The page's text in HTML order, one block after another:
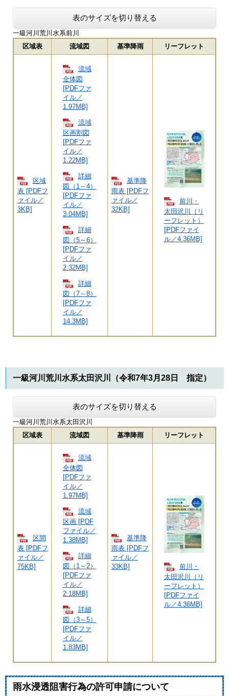
表のサイズを切り替える
一級河川荒川水系前川
区域表
流域図 基準降雨 リーフレット
区域
表 [PDFフ
ァイル／
3KB]
流域
全体図
[PDFファ
イル／
1.97MB]
流域
区画割図
[PDFファ
イル／
1.22MB]
詳細
図（1～4）
[PDFファ
イル／
3.04MB]
詳細
図（5～6）
[PDFファ
イル／
2.32MB]
詳細
図（7～8）
[PDFファ
イル／
14.3MB]
基準降
雨表 [PDFフ
ァイル／
32KB]
前川・
太田沢川（リ
ーフレット）
[PDFファイ
ル／4.36MB]
一級河川荒川水系太田沢川（令和7年3月28日 指定）
表のサイズを切り替える
一級河川荒川水系太田沢川
区域表
流域図 基準降雨 リーフレット
区間
表 [PDFフ
ァイル／
75KB]
流域
全体図
[PDFファ
イル／
1.97MB]
流域
区画 [PDF
ファイル／
1.38MB]
詳細
図（1～2）
[PDFファ
イル／
2.18MB]
詳細
図（3～5）
[PDFファ
イル／
1.83MB]
基準降
雨表 [PDFフ
ァイル／
33KB]
前川・
太田沢川（リ
ーフレット）
[PDFファイ
ル／4.36MB]
雨水浸透阻害行為の許可申請について